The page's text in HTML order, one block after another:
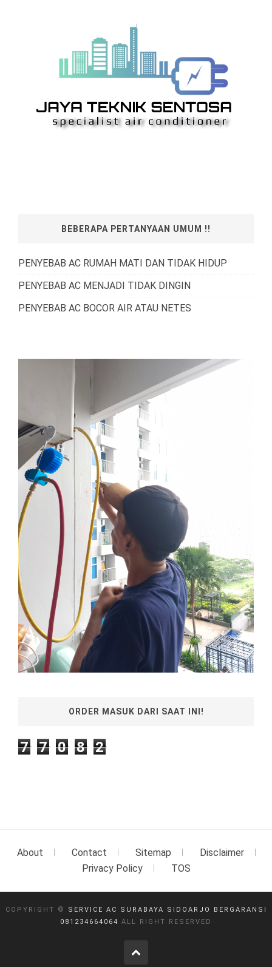
BEBERAPA PERTANYAAN UMUM !!
PENYEBAB AC RUMAH MATI DAN TIDAK HIDUP
PENYEBAB AC MENJADI TIDAK DINGIN
PENYEBAB AC BOCOR AIR ATAU NETES
ORDER MASUK DARI SAAT INI!
7 7 0 8 2
About Contact Sitemap
Disclaimer
Privacy Policy
TOS
COPYRIGHT ©
SERVICE AC SURABAYA SIDOARJO BERGARANSI
081234664064 ALL RIGHT RESERVED